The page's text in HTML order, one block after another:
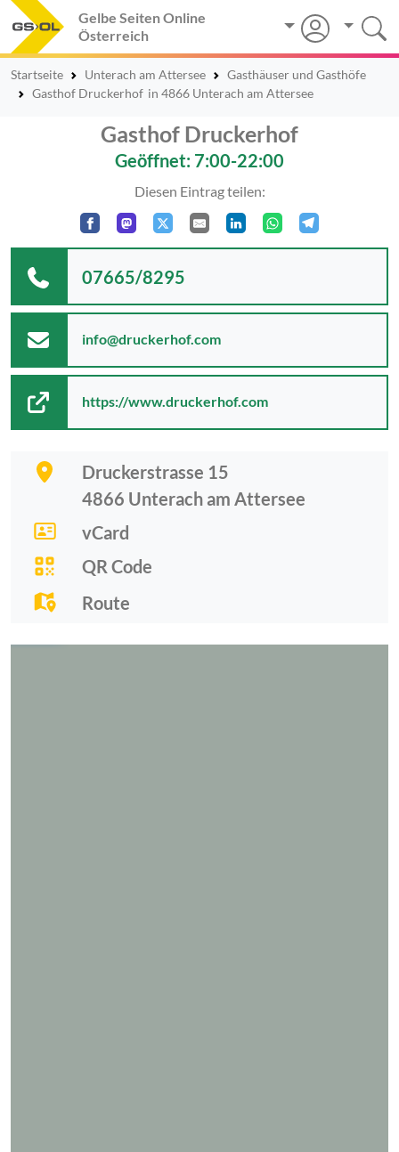
Gelbe Seiten Online
Österreich
Startseite Unterach am Attersee
Gasthäuser und Gasthöfe
Gasthof Druckerhof in 4866 Unterach am Attersee
Gasthof Druckerhof
Geöffnet: 7:00-22:00
Diesen Eintrag teilen:
Druckerstrasse 15
4866 Unterach am Attersee
vCard
QR Code
Route
07665/8295
info@druckerhof.com
https://www.druckerhof.com